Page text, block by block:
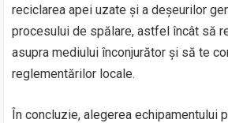
reciclarea apei uzate și a deșeurilor
procesului de spălare, astfel încât să
asupra mediului înconjurător și să te
reglementărilor locale.
În concluzie, alegerea echipamentului